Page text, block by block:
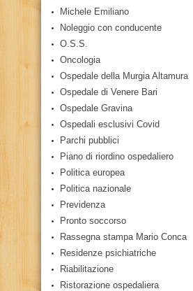
Michele Emiliano
Noleggio con conducente
O.S.S.
Oncologia
Ospedale della Murgia Altamura
Ospedale di Venere Bari
Ospedale Gravina
Ospedali esclusivi Covid
Parchi pubblici
Piano di riordino ospedaliero
Politica europea
Politica nazionale
Previdenza
Pronto soccorso
Rassegna stampa Mario Conca
Residenze psichiatriche
Riabilitazione
Ristorazione ospedaliera